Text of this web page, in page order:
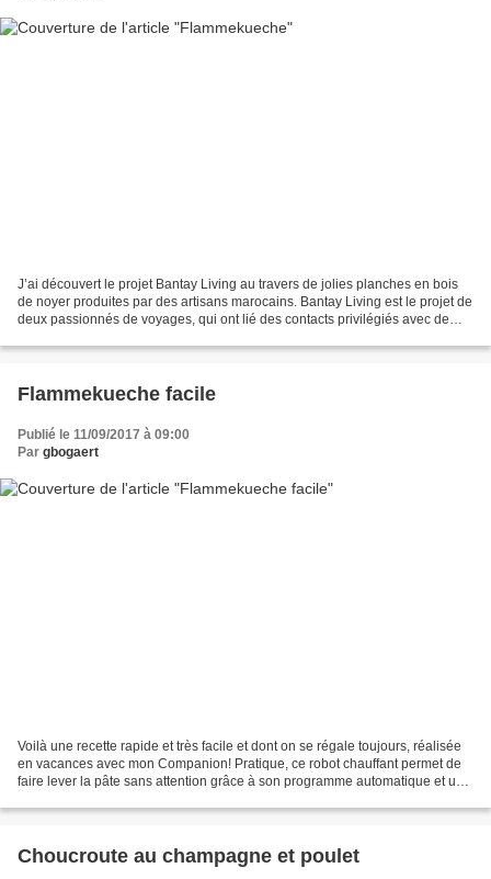
J’ai découvert le projet Bantay Living au travers de jolies planches en bois
de noyer produites par des artisans marocains. Bantay Living est le projet de
deux passionnés de voyages, qui ont lié des contacts privilégiés avec de
Flammekueche facile
Publié le 11/09/2017 à 09:00
Par gbogaert
Voilà une recette rapide et très facile et dont on se régale toujours, réalisée
en vacances avec mon Companion! Pratique, ce robot chauffant permet de
faire lever la pâte sans attention grâce à son programme automatique et une
Choucroute au champagne et poulet